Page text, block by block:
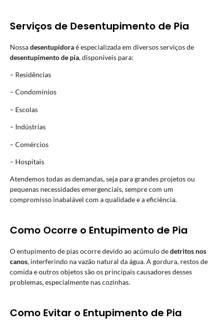
Serviços de Desentupimento de Pia
Nossadesentupidoraé especializada em diversos serviços de
desentupimento de pia, disponíveis para:
– Residências
– Condomínios
– Escolas
– Indústrias
– Comércios
– Hospitais
Atendemos todas as demandas, seja para grandes projetos ou
pequenas necessidades emergenciais, sempre com um
compromisso inabalável com a qualidade e a eficiência.
Como Ocorre o Entupimento de Pia
O entupimento de pias ocorre devido ao acúmulo dedetritos nos
canos, interferindo na vazão natural da água. A gordura, restos de
comida e outros objetos são os principais causadores desses
problemas, especialmente nas cozinhas.
Como Evitar o Entupimento de Pia